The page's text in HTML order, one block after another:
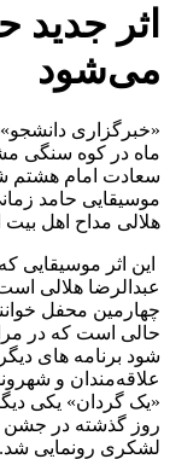
جدید
کوه سنگی مشهد
امام هشتم شیعیان
حامد زمانی
مداح اهل بیت
موسیقایی که به
هلالی است
محفل خوانندگی
است که در مراسم
های دیگری از
و
یکی دیگر از
در جشن
رونمایی شد.